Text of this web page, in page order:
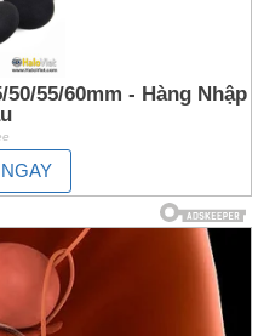
55/60mm - Hàng Nhập